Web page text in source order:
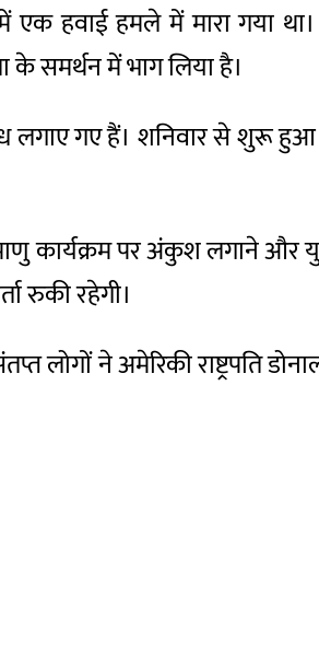
हवाई हमले में मारा गया था।
समर्थन में भाग लिया है।
लगाए गए हैं। शनिवार से शुरू हुआ
कार्यक्रम पर अंकुश लगाने और
रुकी रहेगी।
ने अमेरिकी राष्ट्रपति